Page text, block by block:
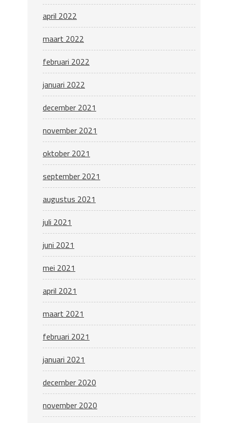
april 2022
maart 2022
februari 2022
januari 2022
december 2021
november 2021
oktober 2021
september 2021
augustus 2021
juli 2021
juni 2021
mei 2021
april 2021
maart 2021
februari 2021
januari 2021
december 2020
november 2020